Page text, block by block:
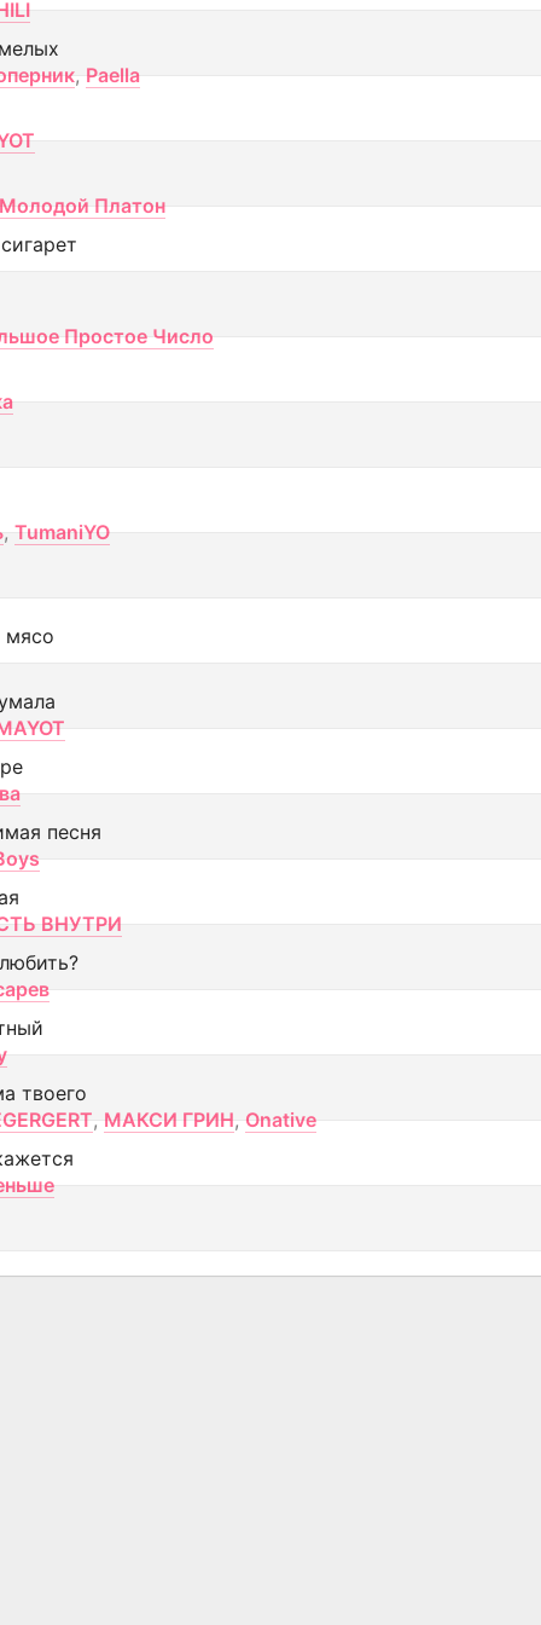
, Paella
Молодой Платон
Простое Число
, TumaniYO
песня
ВНУТРИ
твоего
, МАКСИ ГРИН, Onative